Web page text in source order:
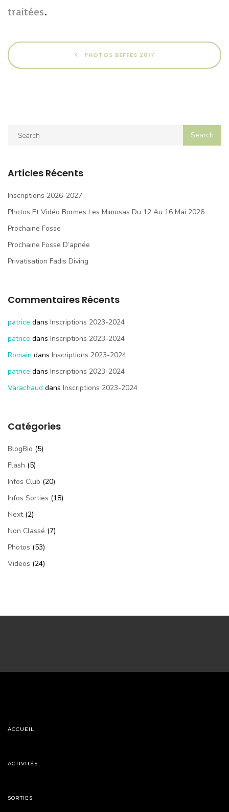
traitées.
PHOTOS BEFFES 2017
Articles Récents
Inscriptions 2026-2027
Photos Et Vidéo Bormes Les Mimosas Du 12 Au 16 Mai 2026
Prochaine Fosse
Prochaine Fosse D’apnée
Privatisation Fadis Diving
Commentaires Récents
patrice dans Inscriptions 2023-2024
patrice dans Inscriptions 2023-2024
Romain dans Inscriptions 2023-2024
patrice dans Inscriptions 2023-2024
Varachaud dans Inscriptions 2023-2024
Catégories
BlogBio (5)
Flash (5)
Infos Club (20)
Infos Sorties (18)
Next(2)
Non Classé (7)
Photos (53)
Videos (24)
ACCUEIL
ACTIVITÉS
SORTIES